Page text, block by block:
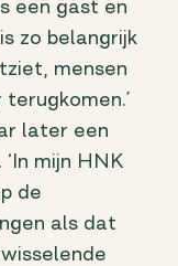
een gast en
zo belangrijk
mensen
later een
mijn HNK
de
als dat